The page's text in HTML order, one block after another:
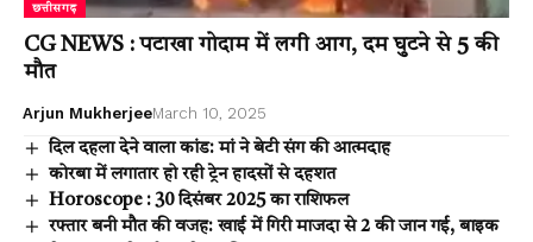
छत्तीसगढ़
CG NEWS : पटाखा गोदाम में लगी आग, दम घुटने से 5 की
मौत
Arjun MukherjeeMarch 10, 2025
दिल दहला देने वाला कांड: मां ने बेटी संग की आत्मदाह
कोरबा में लगातार हो रही ट्रेन हादसों से दहशत
Horoscope : 30 दिसंबर 2025 का राशिफल
रफ्तार बनी मौत की वजह: खाई में गिरी माजदा से 2 की जान गई, बाइक